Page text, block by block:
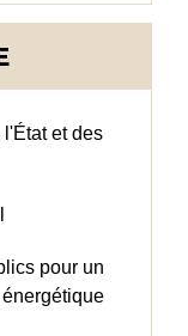
et des
pour un